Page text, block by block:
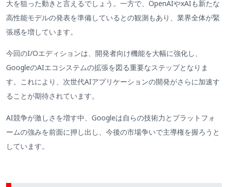
大を狙った動きと言えるでしょう。一方で、OpenAIやxAIも新たな
高性能モデルの発表を準備しているとの観測もあり、業界全体が緊
張感を増しています。
今回のI/Oエディションは、開発者向け機能を大幅に強化し、
GoogleのAIエコシステムの拡張を図る重要なステップとなりま
す。これにより、次世代AIアプリケーションの開発がさらに加速す
ることが期待されています。
AI競争が激しさを増す中、Googleは自らの技術力とプラットフォ
ームの強みを前面に押し出し、今後の市場争いで主導権を握ろうと
しています。